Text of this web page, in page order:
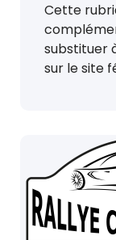
Cette
substituer
sur le site